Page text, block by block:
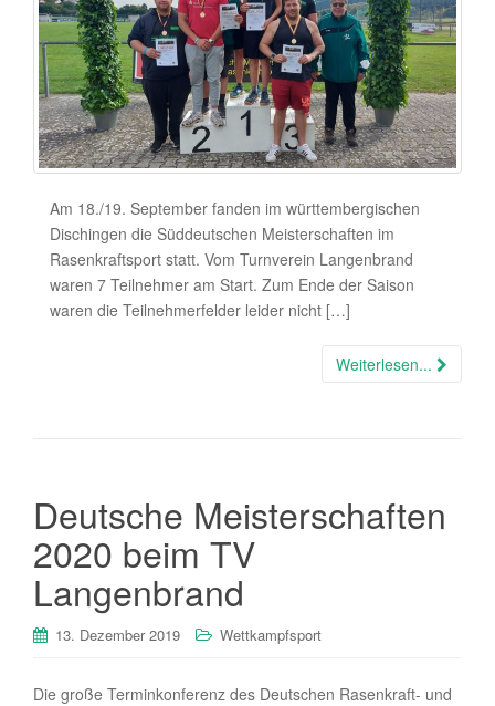
Am 18./19. September fanden im württembergischen
Dischingen die Süddeutschen Meisterschaften im
Rasenkraftsport statt. Vom Turnverein Langenbrand
waren 7 Teilnehmer am Start. Zum Ende der Saison
waren die Teilnehmerfelder leider nicht […]
Weiterlesen...
Deutsche Meisterschaften
2020 beim TV
Langenbrand
13. Dezember 2019 Wettkampfsport
Die große Terminkonferenz des Deutschen Rasenkraft- und